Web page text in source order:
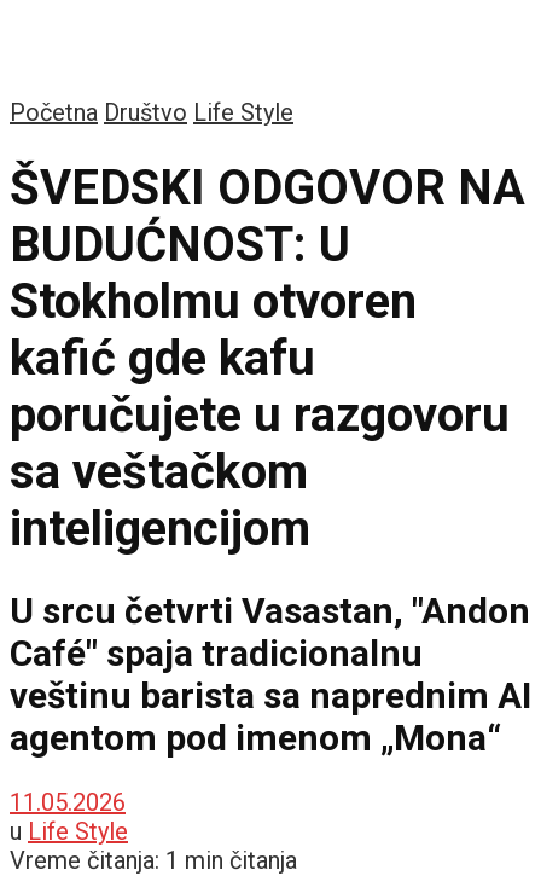
Početna Društvo Life Style
ŠVEDSKI ODGOVOR NA
BUDUĆNOST: U
Stokholmu otvoren
kafić gde kafu
poručujete u razgovoru
sa veštačkom
inteligencijom
U srcu četvrti Vasastan, "Andon
Café" spaja tradicionalnu
veštinu barista sa naprednim AI
agentom pod imenom „Mona“
11.05.2026
u Life Style
Vreme čitanja: 1 min čitanja